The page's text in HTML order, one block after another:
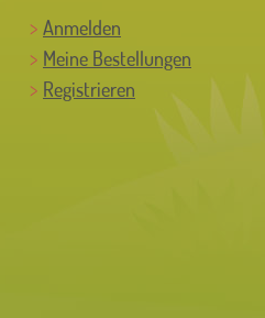
Anmelden
Meine Bestellungen
Registrieren